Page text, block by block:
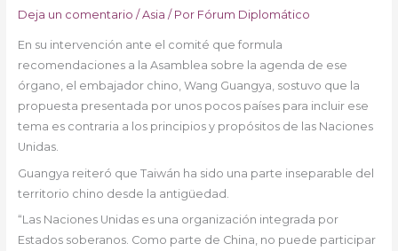
Deja un comentario / Asia / Por Fórum Diplomático
En su intervención ante el comité que formula
recomendaciones a la Asamblea sobre la agenda de ese
órgano, el embajador chino, Wang Guangya, sostuvo que la
propuesta presentada por unos pocos países para incluir ese
tema es contraria a los principios y propósitos de las Naciones
Unidas.
Guangya reiteró que Taiwán ha sido una parte inseparable del
territorio chino desde la antigüedad.
“Las Naciones Unidas es una organización integrada por
Estados soberanos. Como parte de China, no puede participar